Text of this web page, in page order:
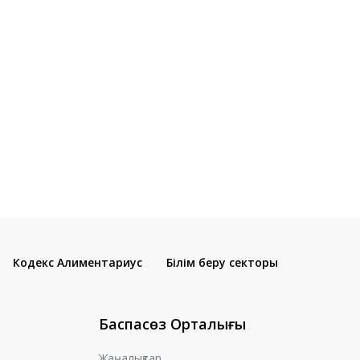
Кодекс Алиментариус Білім беру секторы
Баспасөз Орталығы